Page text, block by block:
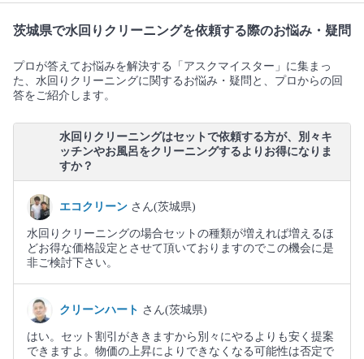
茨城県で水回りクリーニングを依頼する際のお悩み・疑問
プロが答えてお悩みを解決する「アスクマイスター」に集まっ
た、水回りクリーニングに関するお悩み・疑問と、プロからの回
答をご紹介します。
水回りクリーニングはセットで依頼する方が、別々キ
ッチンやお風呂をクリーニングするよりお得になりま
すか？
エコクリーン さん(茨城県)
水回りクリーニングの場合セットの種類が増えれば増えるほ
どお得な価格設定とさせて頂いておりますのでこの機会に是
非ご検討下さい。
クリーンハート さん(茨城県)
はい。セット割引がききますから別々にやるよりも安く提案
できますよ。物価の上昇によりできなくなる可能性は否定で